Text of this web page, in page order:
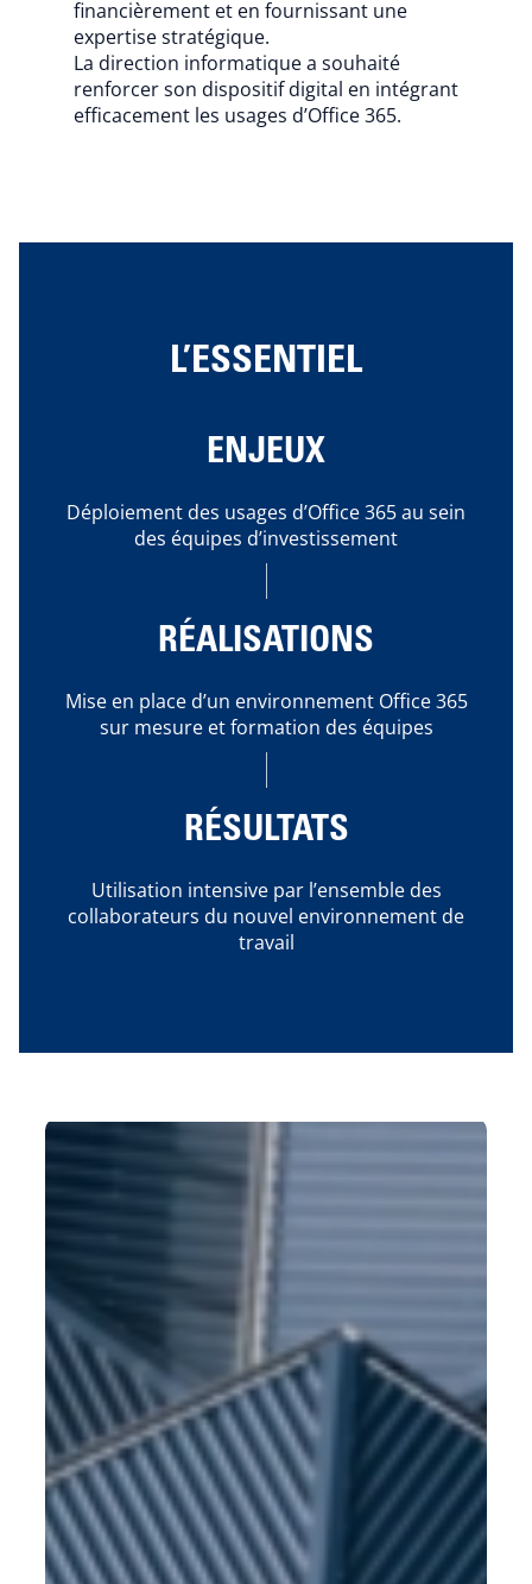
financièrement et en fournissant une
expertise stratégique.
La direction informatique a souhaité
renforcer son dispositif digital en intégrant
efficacement les usages d’Office 365.
L’ESSENTIEL
ENJEUX
Déploiement des usages d’Office 365 au sein
des équipes d’investissement
RÉALISATIONS
Mise en place d’un environnement Office 365
sur mesure et formation des équipes
RÉSULTATS
Utilisation intensive par l’ensemble des
collaborateurs du nouvel environnement de
travail